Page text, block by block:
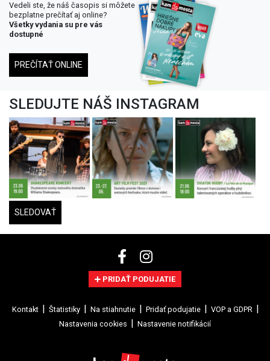
Vedeli ste, že náš časopis si môžete
bezplatne prečítať aj online?
Všetky vydania su pre vás
dostupné
PREČÍTAŤ ONLINE
SLEDUJTE NÁŠ INSTAGRAM
SLEDOVAŤ
PRIDAŤ PODUJATIE
Kontakt Štatistiky Na stiahnutie Pridať podujatie
VOP a GDPR
Nastavenia cookies
Nastavenie notifikácií